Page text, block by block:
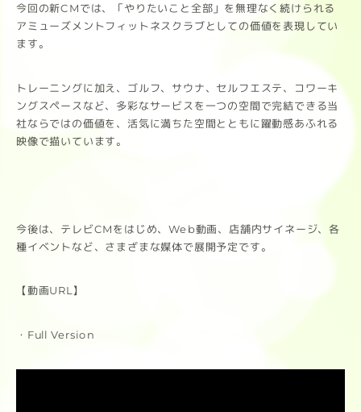
今回の新CMでは、「やりたいこと全部」を無理なく続けられる
アミューズメントフィットネスクラブとしての価値を表現してい
ます。
トレーニングに加え、ゴルフ、サウナ、セルフエステ、コワーキ
ングスペースなど、多彩なサービスを一つの空間で完結できる当
社ならではの価値を、活気に満ちた空間とともに躍動感あふれる
映像で描いています。
今後は、テレビCMをはじめ、Web動画、店舗内サイネージ、各
種イベントなど、さまざまな媒体で展開予定です。
【動画URL】
・Full Version